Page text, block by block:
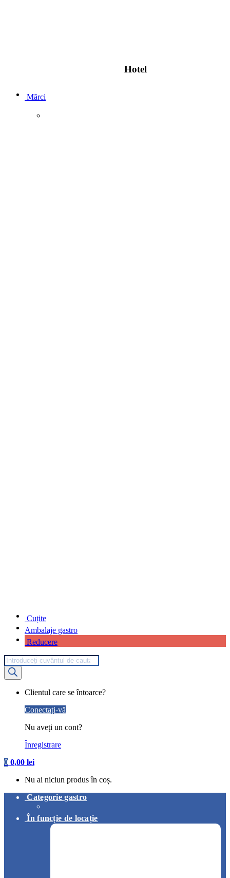
Hotel
Mărci
Cuțite
Ambalaje gastro
Reducere
Products
search
Clientul care se întoarce?
Conectați-vă
Nu aveți un cont?
Înregistrare
0 0,00 lei
Nu ai niciun produs în coș.
Categorie gastro
În funcție de locație